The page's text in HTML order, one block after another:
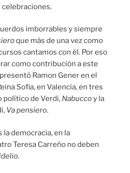
celebraciones.
imborrables y siempre
que más de una vez como
cantamos con él. Por eso
como contribución a este
Ramon Gener en el
Sofia, en Valencia, en tres
político de Verdi, Nabuccoy la
Va pensiero.
democracia, en la
Teresa Carreño no deben
.